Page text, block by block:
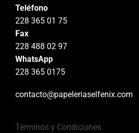
Teléfono
228 365 01 75
Fax
228 488 02 97
WhatsApp
228 365 0175
contacto@papeleriaselfenix.com
Términos y Condiciones